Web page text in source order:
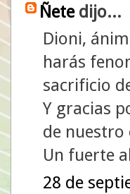
Ñetedijo...
Dioni,
harás
sacrificio
Y gracias
de nuestro
Un fuerte
28 de